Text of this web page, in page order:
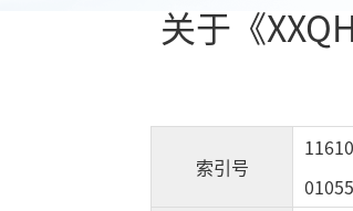
关于《
索引号